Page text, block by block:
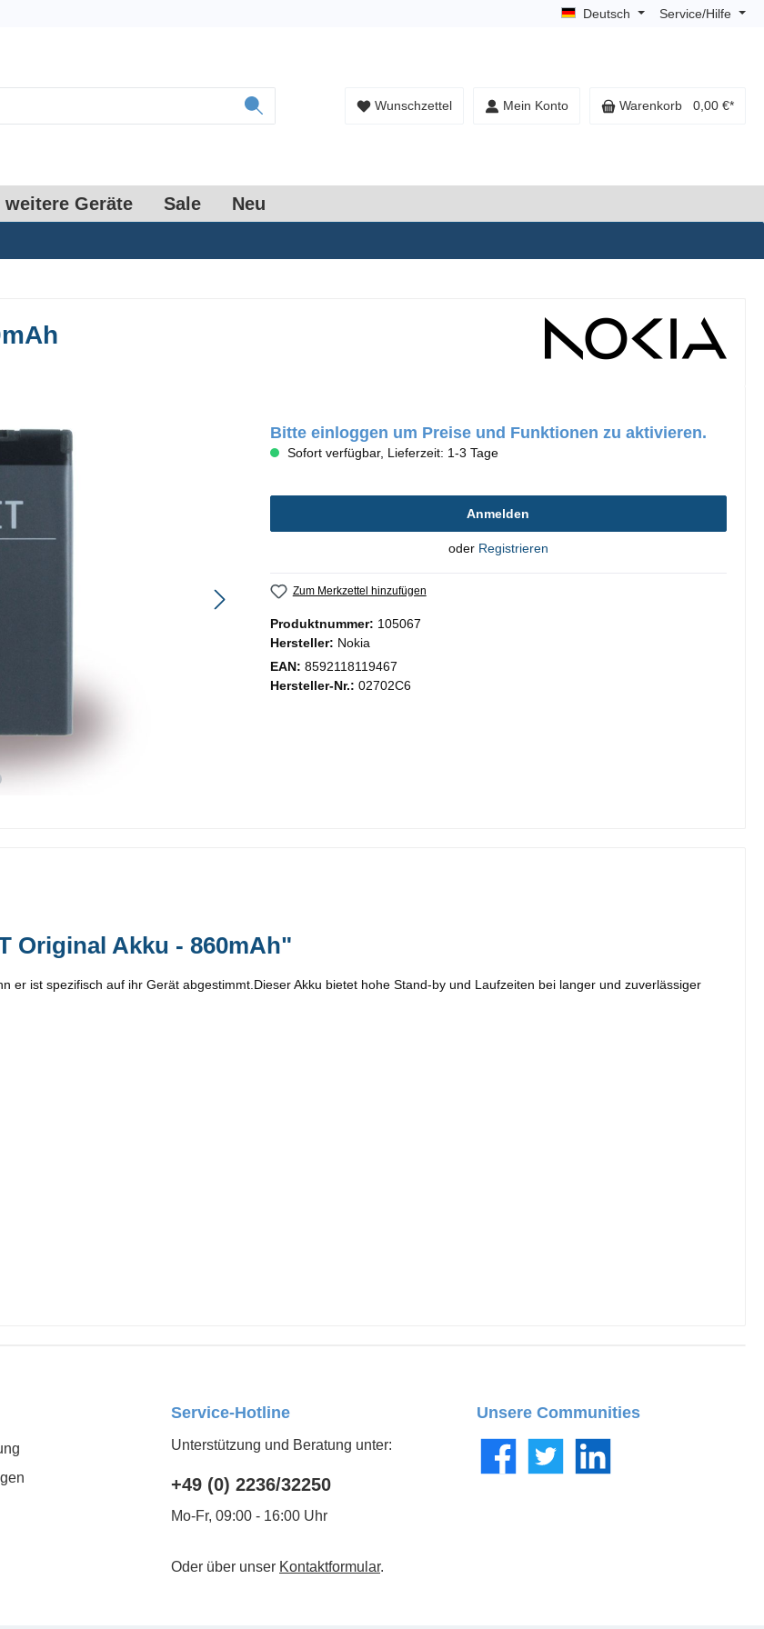
Deutsch Service/Hilfe
Wunschzettel Mein Konto Warenkorb 0,00 €*
weitere Geräte Sale Neu
Bitte einloggen um Preise und Funktionen zu aktivieren.
Sofort verfügbar, Lieferzeit: 1-3 Tage
Anmelden
oder Registrieren
Zum Merkzettel hinzufügen
Produktnummer: 105067
Hersteller: Nokia
EAN: 8592118119467
Hersteller-Nr.: 02702C6
Original Akku - 860mAh"
er ist spezifisch auf ihr Gerät abgestimmt.Dieser Akku bietet hohe Stand-by und Laufzeiten bei langer und zuverlässiger
Service-Hotline
Unterstützung und Beratung unter:
+49 (0) 2236/32250
Mo-Fr, 09:00 - 16:00 Uhr
Oder über unser Kontaktformular.
Unsere Communities
FacebookTwitter LinkedIn